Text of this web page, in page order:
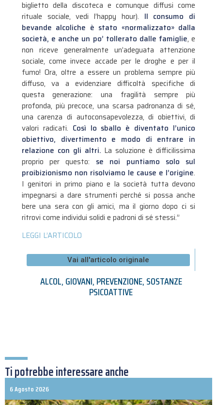
biglietto della discoteca e comunque diffusi come
rituale sociale, vedi l’happy hour). Il consumo di
bevande alcoliche è stato «normalizzato» dalla
società, e anche un po’ tollerato dalle famiglie, e
non riceve generalmente un’adeguata attenzione
sociale, come invece accade per le droghe e per il
fumo! Ora, oltre a essere un problema sempre più
diffuso, va a evidenziare difficoltà specifiche di
questa generazione: una fragilità sempre più
profonda, più precoce, una scarsa padronanza di sé,
una carenza di autoconsapevolezza, di obiettivi, di
valori radicati. Così lo sballo è diventato l’unico
obiettivo, divertimento e modo di entrare in
relazione con gli altri. La soluzione è difficilissima
proprio per questo: se noi puntiamo solo sul
proibizionismo non risolviamo le cause e l’origine.
I genitori in primo piano e la società tutta devono
impegnarsi a dare strumenti perché si possa anche
bere una sera con gli amici, ma il giorno dopo ci si
ritrovi come individui solidi e padroni di sé stessi.”
LEGGI L’ARTICOLO
Vai all'articolo originale
ALCOL,GIOVANI,PREVENZIONE,SOSTANZE
PSICOATTIVE
Ti potrebbe interessare anche
6 Agosto 2026